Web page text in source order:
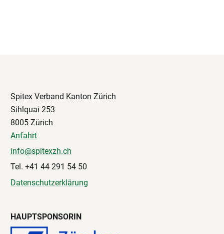
Spitex Verband Kanton Zürich
Sihlquai 253
8005 Zürich
Anfahrt
info@spitexzh.ch
Tel. +41 44 291 54 50
Datenschutzerklärung
HAUPTSPONSORIN